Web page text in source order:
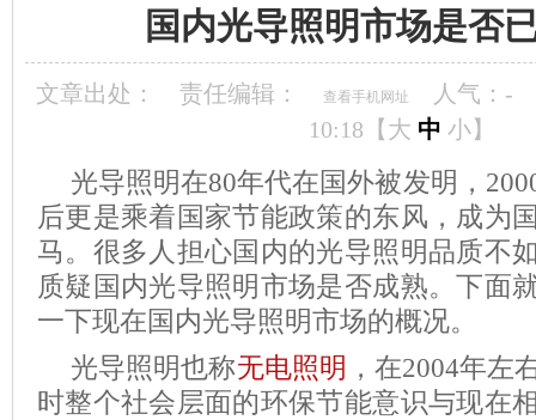
国内光导照明市场是否
文章出处： 责任编辑： 查看手机网址 人气： -
10:18【 大 中 小】
光导照明在80年代在国外被发明，
后更是乘着国家节能政策的东风，成为
马。很多人担心国内的光导照明品质不
质疑国内光导照明市场是否成熟。下面
一下现在国内光导照明市场的概况。
光导照明也称无电照明 ，在2004年左
时整个社会层面的环保节能意识与现在